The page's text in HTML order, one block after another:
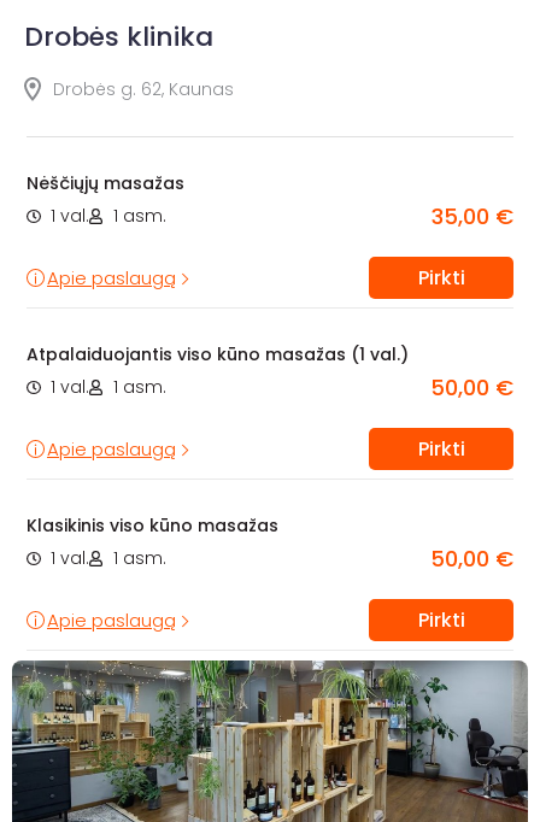
Drobės klinika
Drobės g. 62, Kaunas
Nėščiųjų masažas
1 val.
1 asm. 35,00 €
Apie paslaugą Pirkti
Atpalaiduojantis viso kūno masažas (1 val.)
1 val.
1 asm. 50,00 €
Apie paslaugą Pirkti
Klasikinis viso kūno masažas
1 val.
1 asm. 50,00 €
Apie paslaugą Pirkti